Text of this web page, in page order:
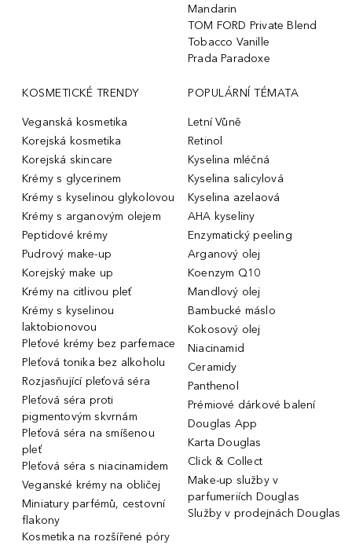
Mandarin
TOM FORD Private Blend
Tobacco Vanille
Prada Paradoxe
KOSMETICKÉ TRENDY
Veganská kosmetika
Korejská kosmetika
Korejská skincare
Krémy s glycerinem
Krémy s kyselinou glykolovou
Krémy s arganovým olejem
Peptidové krémy
Pudrový make-up
Korejský make up
Krémy na citlivou pleť
Krémy s kyselinou
laktobionovou
Pleťové krémy bez parfemace
Pleťová tonika bez alkoholu
Rozjasňující pleťová séra
Pleťová séra proti
pigmentovým skvrnám
Pleťová séra na smíšenou
pleť
Pleťová séra s niacinamidem
Veganské krémy na obličej
Miniatury parfémů, cestovní
flakony
Kosmetika na rozšířené póry
POPULÁRNÍ TÉMATA
Letní Vůně
Retinol
Kyselina mléčná
Kyselina salicylová
Kyselina azelaová
AHA kyseliny
Enzymatický peeling
Arganový olej
Koenzym Q10
Mandlový olej
Bambucké máslo
Kokosový olej
Niacinamid
Ceramidy
Panthenol
Prémiové dárkové balení
Douglas App
Karta Douglas
Click & Collect
Make-up služby v
parfumeriích Douglas
Služby v prodejnách Douglas